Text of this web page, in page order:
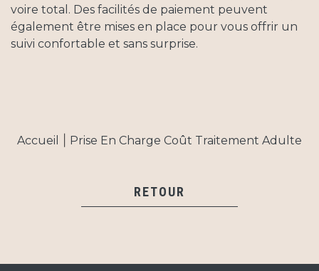
voire total. Des facilités de paiement peuvent
également être mises en place pour vous offrir un
suivi confortable et sans surprise.
Accueil Prise En Charge Coût Traitement Adulte
RETOUR